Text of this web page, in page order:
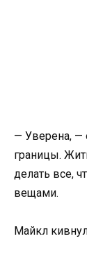
— Уверена, —
границы.
делать все,
вещами.
Майкл